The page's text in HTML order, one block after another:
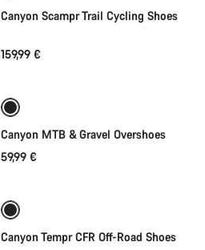
Canyon Scampr Trail Cycling Shoes
159,99 €
Canyon MTB & Gravel Overshoes
59,99 €
Canyon Tempr CFR Off-Road Shoes